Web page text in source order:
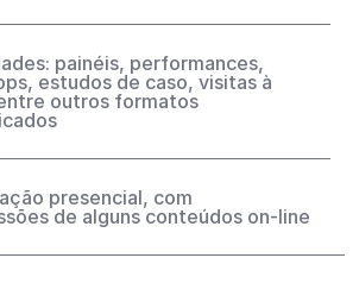
painéis, performances,
estudos de caso, visitas à
outros formatos
presencial, com
de alguns conteúdos on-line